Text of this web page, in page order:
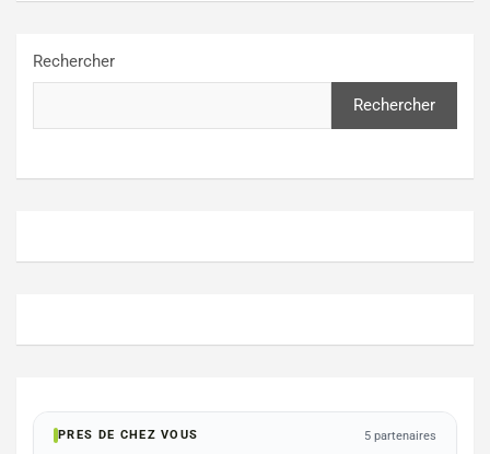
Rechercher
Rechercher
PRES DE CHEZ VOUS 5 partenaires